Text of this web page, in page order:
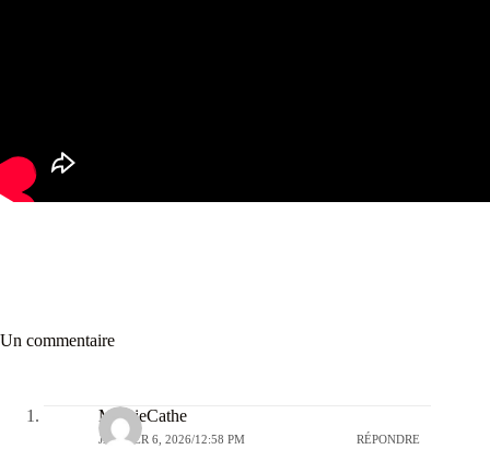
Un commentaire
MamieCathe
JANVIER 6, 2026/12:58 PM RÉPONDRE